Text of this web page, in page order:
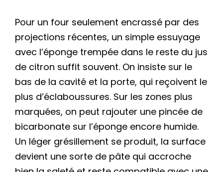
Pour un four seulement encrassé par des
projections récentes, un simple essuyage
avec l’éponge trempée dans le reste du jus
de citron suffit souvent. On insiste sur le
bas de la cavité et la porte, qui reçoivent le
plus d’éclaboussures. Sur les zones plus
marquées, on peut rajouter une pincée de
bicarbonate sur l’éponge encore humide.
Un léger grésillement se produit, la surface
devient une sorte de pâte qui accroche